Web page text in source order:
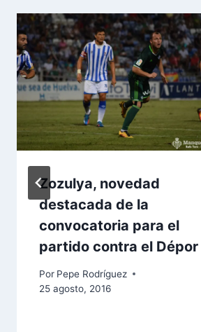
Zozulya, novedad
destacada de la
convocatoria para el
partido contra el Dépor
Por Pepe Rodríguez
25 agosto, 2016